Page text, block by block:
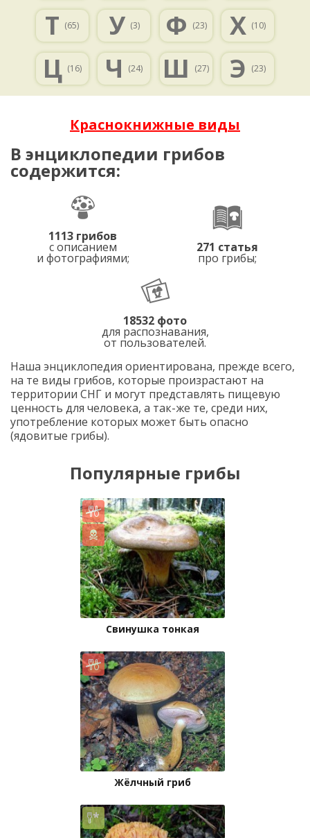
Т (65) У (3) Ф (23) Х (10)
Ц (16) Ч (24) Ш (27) Э (23)
Краснокнижные виды
В энциклопедии грибов
содержится:
1113 грибов
с описанием
и фотографиями;
271 статья
про грибы;
18532 фото
для распознавания,
от пользователей.
Наша энциклопедия ориентирована, прежде всего,
на те виды грибов, которые произрастают на
территории СНГ и могут представлять пищевую
ценность для человека, а так-же те, среди них,
употребление которых может быть опасно
(ядовитые грибы).
Популярные грибы
Свинушка тонкая
Жёлчный гриб